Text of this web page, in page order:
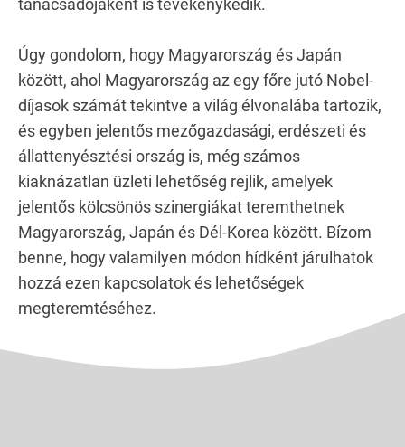
tanácsadójaként is tevékenykedik.
Úgy gondolom, hogy Magyarország és Japán
között, ahol Magyarország az egy főre jutó Nobel-
díjasok számát tekintve a világ élvonalába tartozik,
és egyben jelentős mezőgazdasági, erdészeti és
állattenyésztési ország is, még számos
kiaknázatlan üzleti lehetőség rejlik, amelyek
jelentős kölcsönös szinergiákat teremthetnek
Magyarország, Japán és Dél-Korea között. Bízom
benne, hogy valamilyen módon hídként járulhatok
hozzá ezen kapcsolatok és lehetőségek
megteremtéséhez.